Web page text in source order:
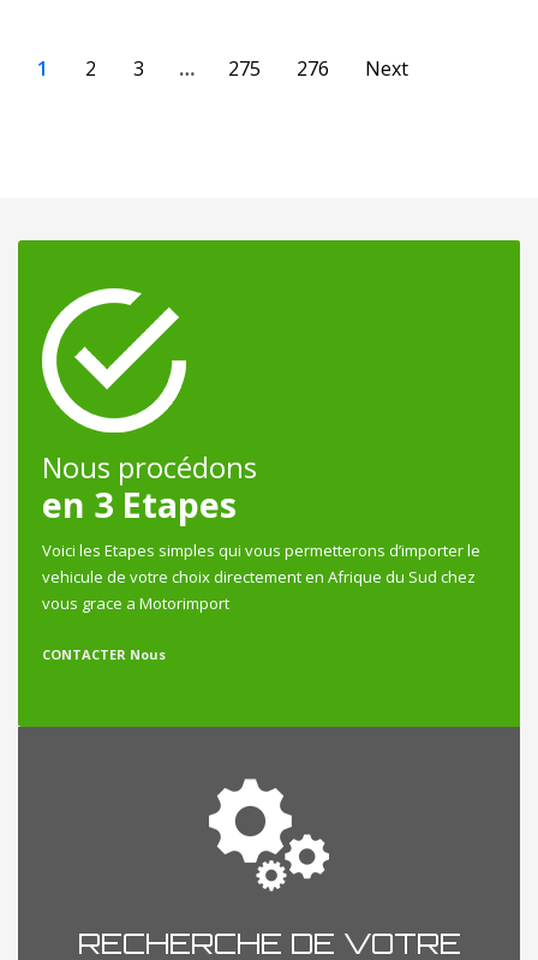
1 2 3 … 275 276 Next
Nous procédons
en 3 Etapes
Voici les Etapes simples qui vous permetterons d’importer le
vehicule de votre choix directement en Afrique du Sud chez
vous grace a Motorimport
CONTACTER Nous
RECHERCHE DE VOTRE